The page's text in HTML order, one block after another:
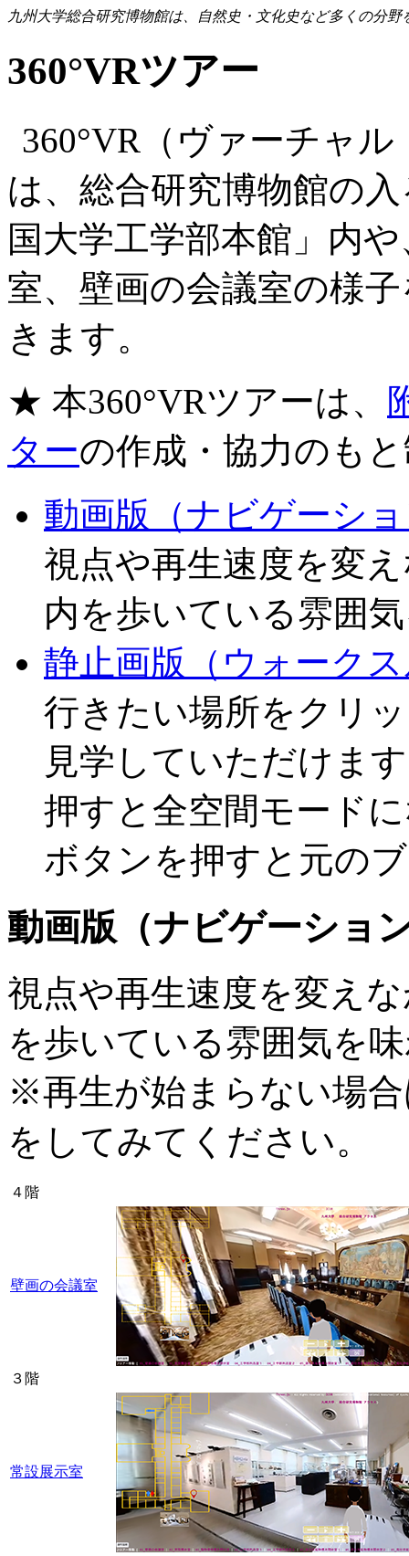
九州大学総合研究博物館は、自然史・文化史など多くの分野
360°VRツアー
360°VR（ヴァーチャ
は、総合研究博物館の
国大学工学部本館」内
室、壁画の会議室の様
きます。
★ 本360°VRツアーは、
ターの作成・協力のも
動画版（ナビゲーシ
視点や再生速度を変
内を歩いている雰囲
静止画版（ウォーク
行きたい場所をクリ
見学していただけま
押すと全空間モード
ボタンを押すと元の
動画版（ナビゲーショ
視点や再生速度を変え
を歩いている雰囲気を
※再生が始まらない場
をしてみてください。
４階
壁画の会議室
３階
常設展示室